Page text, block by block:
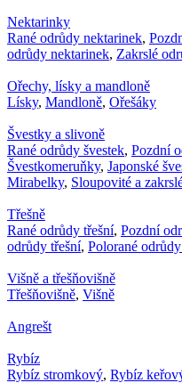
Nektarinky
Rané odrůdy nektarinek,
odrůdy nektarinek, Zakrslé
Ořechy, lísky a mandloně
Lísky, Mandloně, Ořešáky
Švestky a slivoně
Rané odrůdy švestek, Pozdní
Švestkomeruňky, Japonské
Mirabelky, Sloupovité a
Třešně
Rané odrůdy třešní, Pozdní
odrůdy třešní, Polorané
Višně a třešňovišně
Třešňovišně, Višně
Angrešt
Rybíz
Rybíz stromkový, Rybíz